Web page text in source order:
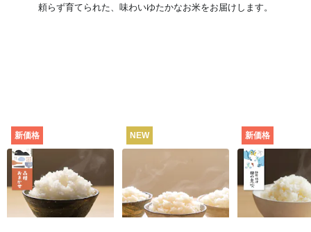
頼らず育てられた、味わいゆたかなお米をお届けします。
新価格
田んぼと食卓むすぶ
お米（品種おまか
せ） [定期宅配]
702
NEW
ット（白米・3種）
3,890円
新価格
静岡・焼津
田の息吹（品
シヒカリ） [